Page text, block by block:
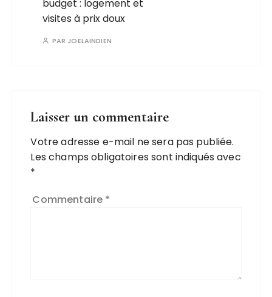
budget : logement et
visites à prix doux
PAR JOELAINDIEN
Laisser un commentaire
Votre adresse e-mail ne sera pas publiée.
Les champs obligatoires sont indiqués avec
*
Commentaire *